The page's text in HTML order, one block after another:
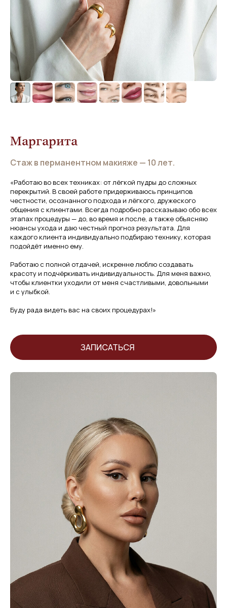
Маргарита
Стаж в перманентном макияже — 10 лет.
«Работаю во всех техниках: от лёгкой пудры до сложных
перекрытий. В своей работе придерживаюсь принципов
честности, осознанного подхода и лёгкого, дружеского
общения с клиентами. Всегда подробно рассказываю обо всех
этапах процедуры — до, во время и после, а также объясняю
нюансы ухода и даю честный прогноз результата. Для
каждого клиента индивидуально подбираю технику, которая
подойдёт именно ему.
Работаю с полной отдачей, искренне люблю создавать
красоту и подчёркивать индивидуальность. Для меня важно,
чтобы клиентки уходили от меня счастливыми, довольными
и с улыбкой.
Буду рада видеть вас на своих процедурах!»
ЗАПИСАТЬСЯ
ПЕРМАНЕНТНЫЙ
МАКИЯЖ ГУБ
ИСПРАВЛЕНИЕ
ПЕРМАНЕНТНОГО
МАКИЯЖА Обучение мастеров
ПЕРМАНЕНТНЫЙ МАКИЯЖ ВЕК
И МЕЖРЕСНИЧНОГО ПРОСТРАНСТВА
PERMANENT Butik